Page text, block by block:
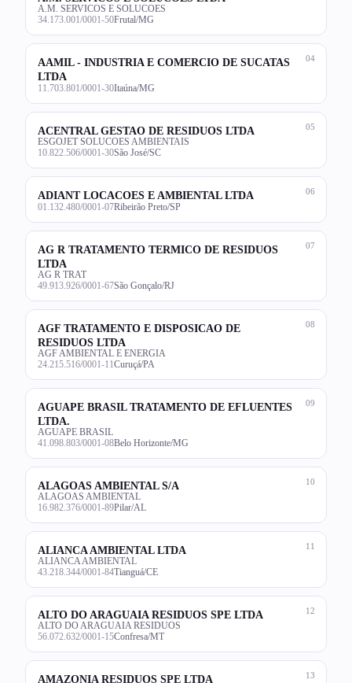
A.M. SERVICOS E SOLUCOES
34.173.001/0001-50Frutal/MG
04
AAMIL - INDUSTRIA E COMERCIO DE SUCATAS
LTDA
11.703.801/0001-30Itaúna/MG
05
ACENTRAL GESTAO DE RESIDUOS LTDA
ESGOJET SOLUCOES AMBIENTAIS
10.822.506/0001-30São José/SC
06
ADIANT LOCACOES E AMBIENTAL LTDA
01.132.480/0001-07Ribeirão Preto/SP
07
AG R TRATAMENTO TERMICO DE RESIDUOS
LTDA
AG R TRAT
49.913.926/0001-67São Gonçalo/RJ
08
AGF TRATAMENTO E DISPOSICAO DE
RESIDUOS LTDA
AGF AMBIENTAL E ENERGIA
24.215.516/0001-11 Curuçá/PA
09
AGUAPE BRASIL TRATAMENTO DE EFLUENTES
LTDA.
AGUAPE BRASIL
41.098.803/0001-08Belo Horizonte/MG
10
ALAGOAS AMBIENTAL S/A
ALAGOAS AMBIENTAL
16.982.376/0001-89Pilar/AL
11
ALIANCA AMBIENTAL LTDA
ALIANCA AMBIENTAL
43.218.344/0001-84Tianguá/CE
12
ALTO DO ARAGUAIA RESIDUOS SPE LTDA
ALTO DO ARAGUAIA RESIDUOS
56.072.632/0001-15Confresa/MT
13
AMAZONIA RESIDUOS SPE LTDA